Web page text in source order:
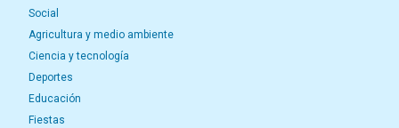
Social
Agricultura y medio ambiente
Ciencia y tecnología
Deportes
Educación
Fiestas